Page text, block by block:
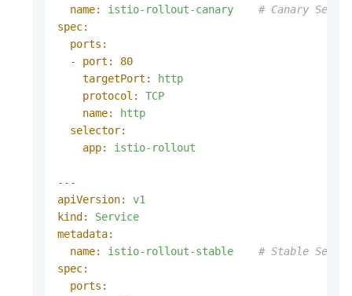
name:
istio-rollout-canary
# Canary
spec:
ports:
-
port:
80
targetPort:
http
protocol:
TCP
name:
http
selector:
app:
istio-rollout
---
apiVersion:
v1
kind:
Service
metadata:
name:
istio-rollout-stable
# Stable
spec:
ports: